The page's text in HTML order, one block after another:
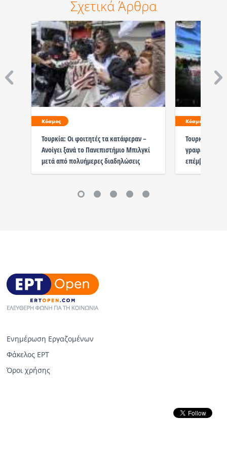
Σχετικά Άρθρα
Κόσμος
Τουρκία: Οι φοιτητές τα κατάφεραν –
Ανοίγει ξανά το Πανεπιστήμιο Μπιλγκί
μετά από πολυήμερες διαδηλώσεις
Κόσμος
Τουρκία:
γραφεία του
επέμβαση με
Ενημέρωση Εργαζομένων
Φάκελος ΕΡΤ
Όροι χρήσης